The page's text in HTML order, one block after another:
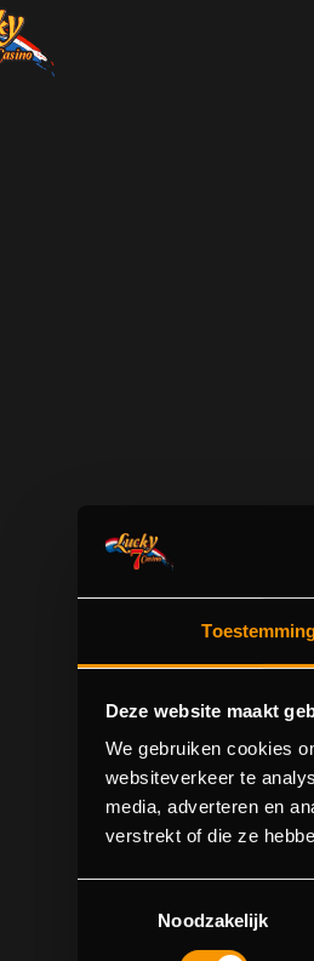
Deze website maakt
We gebruiken cookies
websiteverkeer te
media, adverteren en
verstrekt of die ze
Noodzakelijk